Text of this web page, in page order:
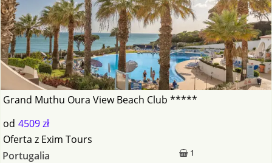
Grand Muthu Oura View Beach Club *****
od 4509 zł
1
Oferta z Exim Tours
Portugalia